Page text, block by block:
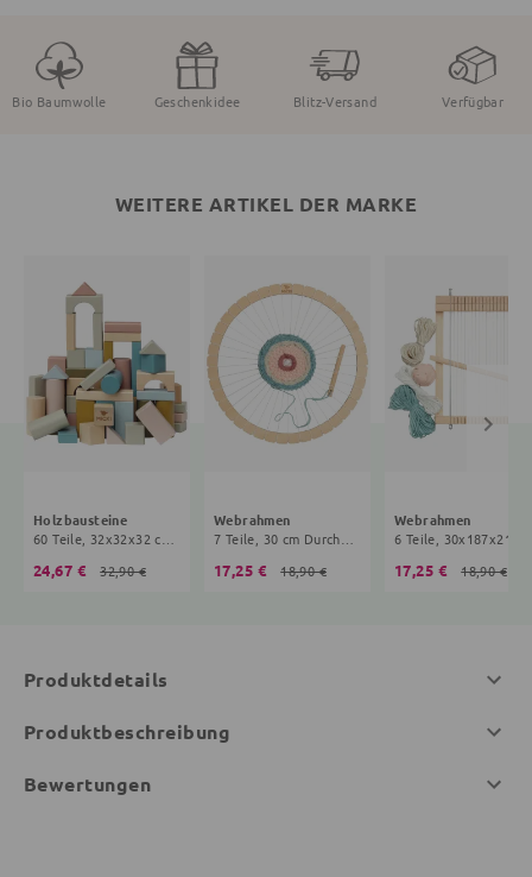
Bio Baumwolle Geschenkidee Blitz-Versand Verfügbar
WEITERE ARTIKEL DER MARKE
Holzbausteine
60 Teile, 32x32x32 cm, 5+ Monate, bunt
24,67 € 32,90 €
Webrahmen
7 Teile, 30 cm Durchmesser, 3+ Jahre, braun
17,25 € 18,90 €
Webrahmen
17,25 € 18,90 €
Produktdetails
Produktbeschreibung
Bewertungen